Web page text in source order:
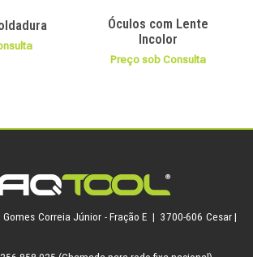
Óculos com Lente
Incolor
Preço sob Consulta
Correia Júnior - Fração E | 3700-606 Cesar |